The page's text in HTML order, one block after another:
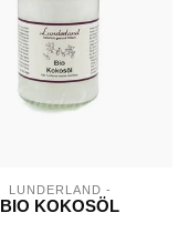
LUNDERLAND -
BIO KOKOSÖL